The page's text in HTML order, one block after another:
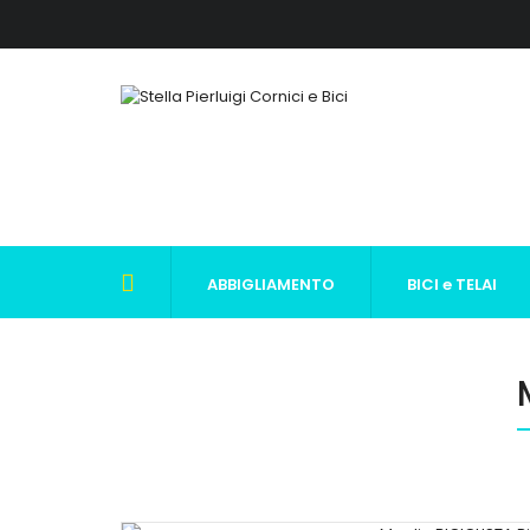
ABBIGLIAMENTO BICI e TELAI